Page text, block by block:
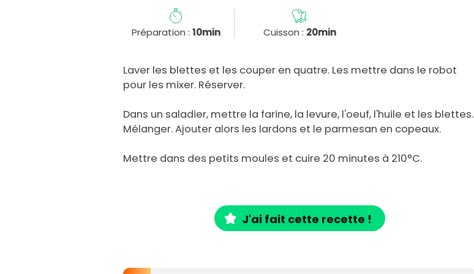
Préparation : 10min Cuisson : 20min
Laver les blettes et les couper en quatre. Les mettre dans le robot
pour les mixer. Réserver.
Dans un saladier, mettre la farine, la levure, l'oeuf, l'huile et les blettes.
Mélanger. Ajouter alors les lardons et le parmesan en copeaux.
Mettre dans des petits moules et cuire 20 minutes à 210°C.
J'ai fait cette recette !